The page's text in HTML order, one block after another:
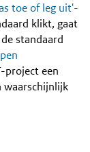
toe of leg uit'-
klikt, gaat
standaard
project een
waarschijnlijk